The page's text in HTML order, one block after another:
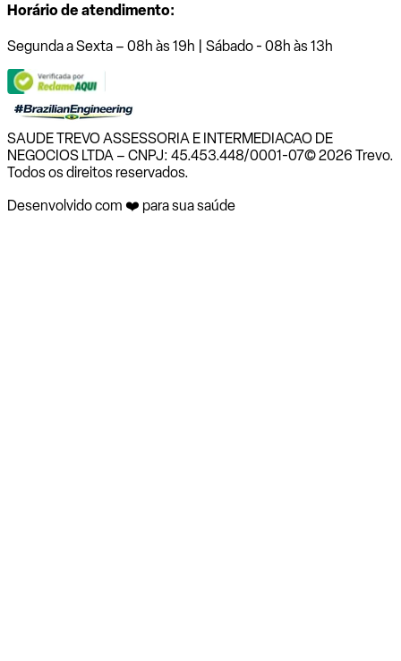
Horário de atendimento:
Segunda a Sexta – 08h às 19h | Sábado - 08h às 13h
SAUDE TREVO ASSESSORIA E INTERMEDIACAO DE
NEGOCIOS LTDA – CNPJ: 45.453.448/0001-07© 2026 Trevo.
Todos os direitos reservados.
Desenvolvido com ❤️ para sua saúde